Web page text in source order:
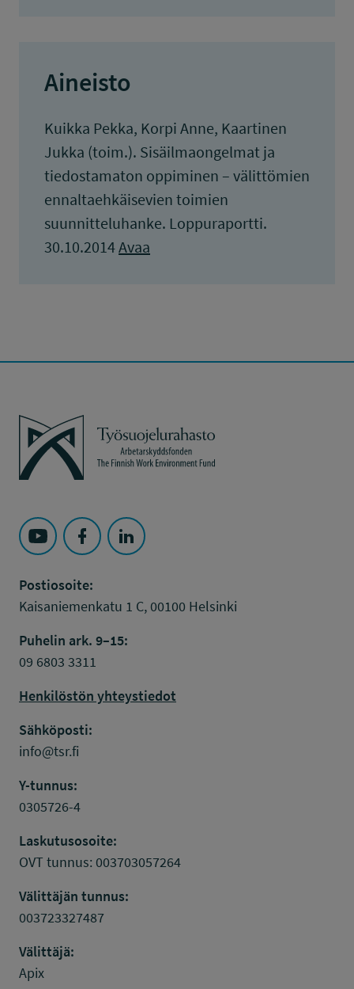
Aineisto
Kuikka Pekka, Korpi Anne, Kaartinen
Jukka (toim.). Sisäilmaongelmat ja
tiedostamaton oppiminen – välittömien
ennaltaehkäisevien toimien
suunnitteluhanke. Loppuraportti.
30.10.2014Avaa
Työsuojelurahasto
Seuraa Työsuojelurahasto kohteessa: YouTube
Seuraa Työsuojelurahasto kohteessa:
Seuraa Työsuojelurahasto kohteessa:
Postiosoite:
Kaisaniemenkatu 1 C, 00100 Helsinki
Puhelin ark. 9–15:
09 6803 3311
Henkilöstön yhteystiedot
Sähköposti:
info@tsr.fi
Y-tunnus:
0305726-4
Laskutusosoite:
OVT tunnus: 003703057264
Välittäjän tunnus:
003723327487
Välittäjä:
Apix